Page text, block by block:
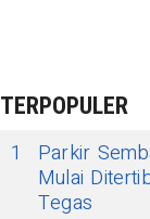
TERPOPULER
1
Parkir
Mulai
Tegas